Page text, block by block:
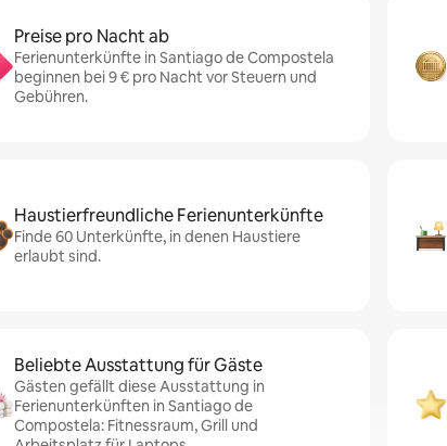
Preise pro Nacht ab
Ferienunterkünfte in Santiago de Compostela
beginnen bei 9 € pro Nacht vor Steuern und
Gebühren.
Haustierfreundliche Ferienunterkünfte
Finde 60 Unterkünfte, in denen Haustiere
erlaubt sind.
Beliebte Ausstattung für Gäste
Gästen gefällt diese Ausstattung in
Ferienunterkünften in Santiago de
Compostela: Fitnessraum, Grill und